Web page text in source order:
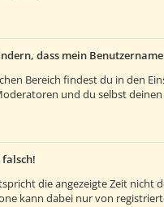
dass mein
Bereich findest du in den
und du selbst
die angezeigte Zeit nicht
kann dabei nur von